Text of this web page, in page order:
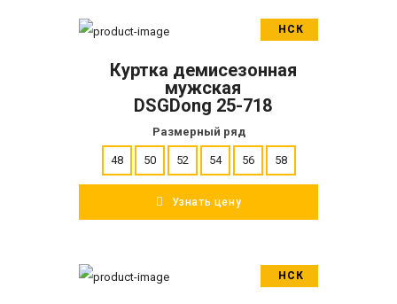
НСК
ПОДРОБНЕЕ
Куртка демисезонная
мужская
DSGDong 25-718
Размерный ряд
48 50 52 54 56 58
Узнать цену
НСК